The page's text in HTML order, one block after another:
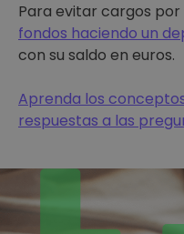
Para evitar cargos
fondos haciendo un
con su saldo en euros.
Aprenda los
respuestas a las